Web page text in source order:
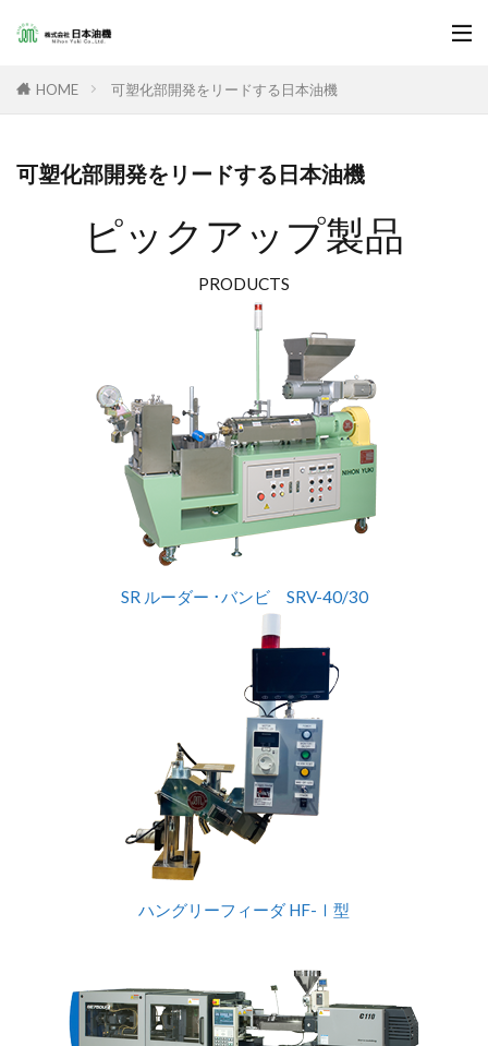
HOME 可塑化部開発をリードする日本油機
可塑化部開発をリードする日本油機
ピックアップ製品
PRODUCTS
SR ルーダー ･バンビ SRV-40/30
ハングリーフィーダ HF-Ⅰ型